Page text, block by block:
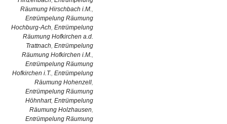
Räumung Hirschbach i.M.,
Entrümpelung Räumung
Hochburg-Ach, Entrümpelung
Räumung Hofkirchen a.d.
Trattnach, Entrümpelung
Räumung Hofkirchen i.M.,
Entrümpelung Räumung
Hofkirchen i.T., Entrümpelung
Räumung Hohenzell,
Entrümpelung Räumung
Höhnhart, Entrümpelung
Räumung Holzhausen,
Entrümpelung Räumung